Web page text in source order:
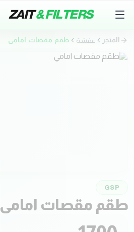
ZAIT& FILTERS
المتجر عفشة طقم مقصات امامي
GSP
طقم مقصات امامي